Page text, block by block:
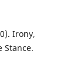
Irony,
Stance.